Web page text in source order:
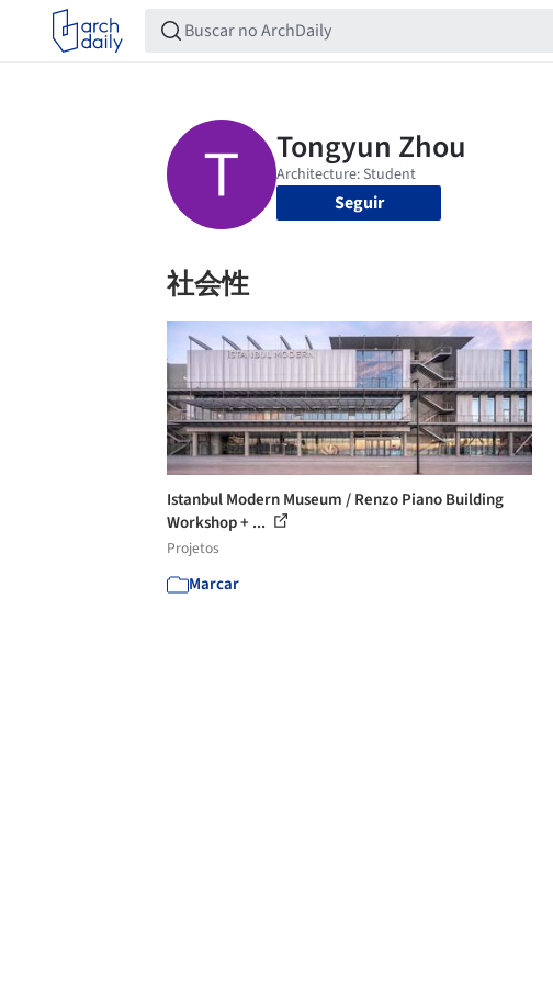
Seguir
社会性
Istanbul Modern Museum / Renzo Piano Building
Workshop + ...
Projetos
Marcar